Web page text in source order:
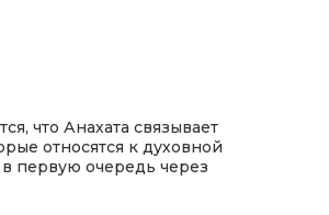
что Анахата связывает
относятся к духовной
первую очередь через